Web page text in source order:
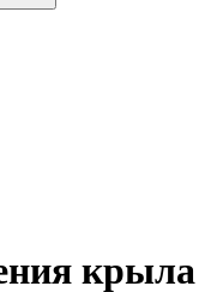
крыла